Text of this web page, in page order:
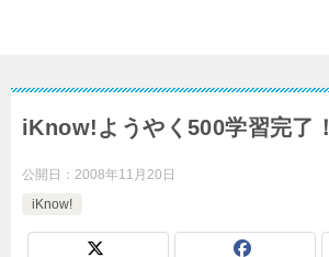
iKnow!ようやく500学習完了！
公開日： 2008年11月20日
iKnow!